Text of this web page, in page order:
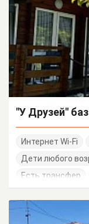
"У Друзей"
Интернет Wi-Fi
Дети любого
Есть трансфер